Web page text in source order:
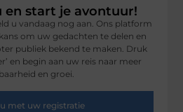
en start je avontuur!
u vandaag nog aan. Ons platform
om uw gedachten te delen en
publiek bekend te maken. Druk
en begin aan uw reis naar meer
en groei.
met uw registratie